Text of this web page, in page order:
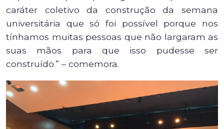
caráter coletivo da construção da semana
universitária que só foi possível porque nos
tínhamos muitas pessoas que não largaram as
suas mãos para que isso pudesse ser
construído.” – comemora.